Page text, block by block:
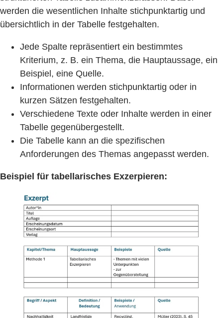
werden die wesentlichen Inhalte stichpunktartig und
übersichtlich in der Tabelle festgehalten.
Jede Spalte repräsentiert ein bestimmtes
Kriterium, z. B. ein Thema, die Hauptaussage, ein
Beispiel, eine Quelle.
Informationen werden stichpunktartig oder in
kurzen Sätzen festgehalten.
Verschiedene Texte oder Inhalte werden in einer
Tabelle gegenübergestellt.
Die Tabelle kann an die spezifischen
Anforderungen des Themas angepasst werden.
Beispiel für tabellarisches Exzerpieren: